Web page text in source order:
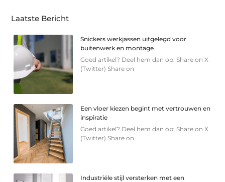
Laatste Bericht
Snickers werkjassen uitgelegd voor
buitenwerk en montage
Goed artikel? Deel hem dan op: Share on X
(Twitter) Share on
Een vloer kiezen begint met vertrouwen en
inspiratie
Goed artikel? Deel hem dan op: Share on X
(Twitter) Share on
Industriële stijl versterken met een